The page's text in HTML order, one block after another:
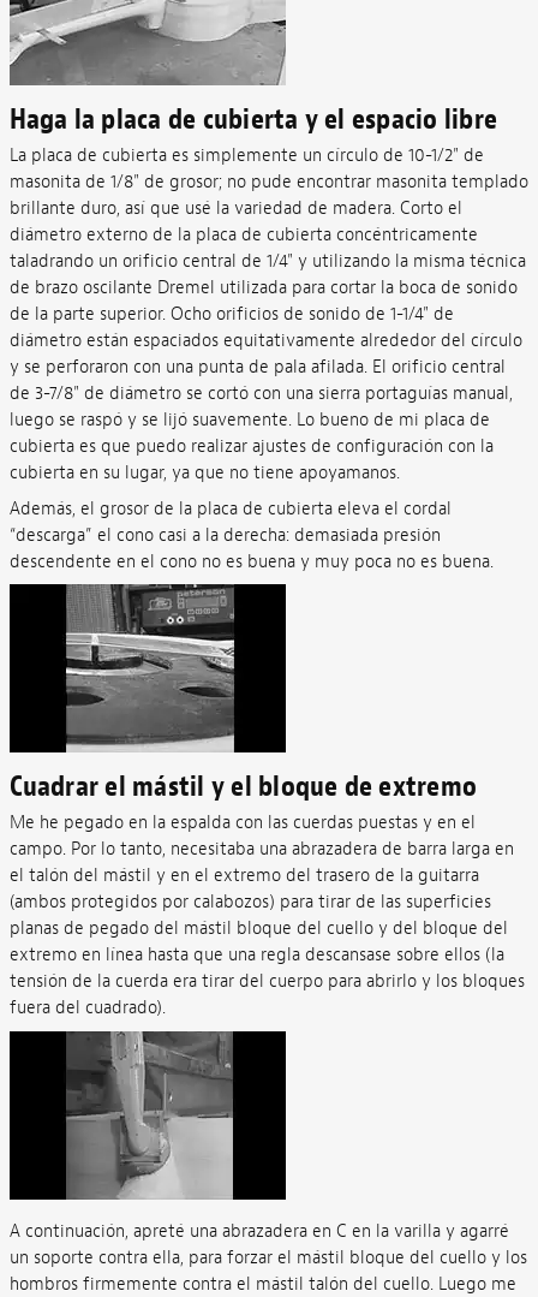
Haga la placa de cubierta y el espacio libre
La placa de cubierta es simplemente un círculo de 10-1/2" de
masonita de 1/8" de grosor; no pude encontrar masonita templado
brillante duro, así que usé la variedad de madera. Corto el
diámetro externo de la placa de cubierta concéntricamente
taladrando un orificio central de 1/4" y utilizando la misma técnica
de brazo oscilante Dremel utilizada para cortar la boca de sonido
de la parte superior. Ocho orificios de sonido de 1-1/4" de
diámetro están espaciados equitativamente alrededor del círculo
y se perforaron con una punta de pala afilada. El orificio central
de 3-7/8" de diámetro se cortó con una sierra portaguías manual,
luego se raspó y se lijó suavemente. Lo bueno de mi placa de
cubierta es que puedo realizar ajustes de configuración con la
cubierta en su lugar, ya que no tiene apoyamanos.
Además, el grosor de la placa de cubierta eleva el cordal
“descarga” el cono casi a la derecha: demasiada presión
descendente en el cono no es buena y muy poca no es buena.
Cuadrar el mástil y el bloque de extremo
Me he pegado en la espalda con las cuerdas puestas y en el
campo. Por lo tanto, necesitaba una abrazadera de barra larga en
el talón del mástil y en el extremo del trasero de la guitarra
(ambos protegidos por calabozos) para tirar de las superficies
planas de pegado del mástil bloque del cuello y del bloque del
extremo en línea hasta que una regla descansase sobre ellos (la
tensión de la cuerda era tirar del cuerpo para abrirlo y los bloques
fuera del cuadrado).
A continuación, apreté una abrazadera en C en la varilla y agarré
un soporte contra ella, para forzar el mástil bloque del cuello y los
hombros firmemente contra el mástil talón del cuello. Luego me